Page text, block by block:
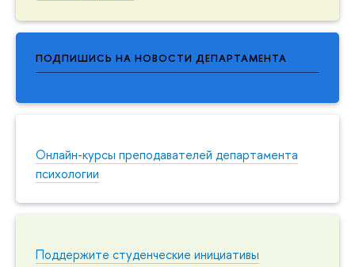
ПОДПИШИСЬ НА НОВОСТИ ДЕПАРТАМЕНТА
Онлайн-курсы преподавателей департамента
психологии
Поддержите студенческие инициативы